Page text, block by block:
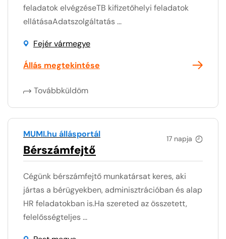
feladatok elvégzéseTB kifizetőhelyi feladatok
ellátásaAdatszolgáltatás ...
Fejér vármegye
Állás megtekintése
Továbbküldöm
17 napja
MUMI.hu állásportál
Bérszámfejtő
Cégünk bérszámfejtő munkatársat keres, aki
jártas a bérügyekben, adminisztrációban és alap
HR feladatokban is.Ha szereted az összetett,
felelősségteljes ...